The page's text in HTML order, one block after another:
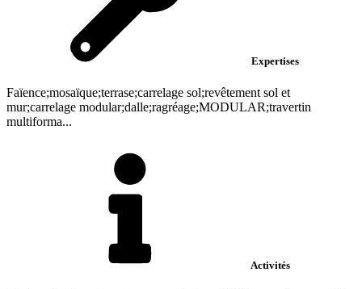
Expertises
Faïence;mosaïque;terrase;carrelage sol;revêtement sol et
mur;carrelage modular;dalle;ragréage;MODULAR;travertin
multiforma...
Activités